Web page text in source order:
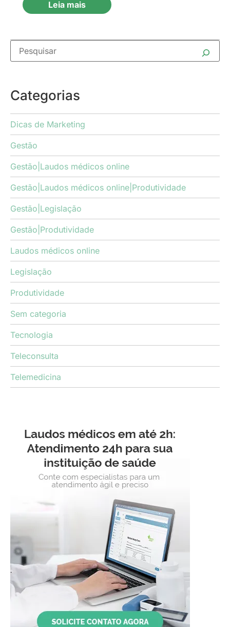
Leia mais
Categorias
Dicas de Marketing
Gestão
Gestão|Laudos médicos online
Gestão|Laudos médicos online|Produtividade
Gestão|Legislação
Gestão|Produtividade
Laudos médicos online
Legislação
Produtividade
Sem categoria
Tecnologia
Teleconsulta
Telemedicina